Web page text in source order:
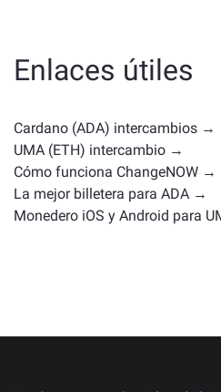
ya sea una stablecoin, un
moneda de gobernanza u
comunes incluyen otras
uso o posiciones en el
todos los activos
página principal de
Enlaces útiles
Cardano (ADA) intercambios →
UMA (ETH) intercambio →
Cómo funciona ChangeNOW →
La mejor billetera para ADA →
Monedero iOS y Android para